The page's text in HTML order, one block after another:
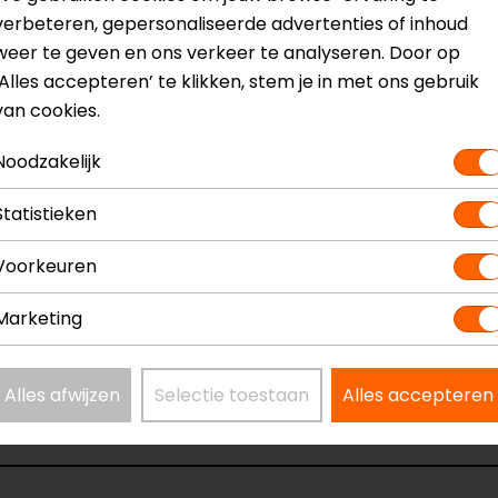
dancontactmet ons op of kom langs in één van
je het product bekijken & passen en staan onze
Certificeringsklasse
Membraan
Seizoen
Waterdicht
gepersonaliseerde advertenties of inhoud
te geven en ons verkeer te analyseren. Door op
accepteren’ te klikken, stem je in met ons gebruik
cookies.
Alles afwijzen Selectie toestaan Alles accepteren